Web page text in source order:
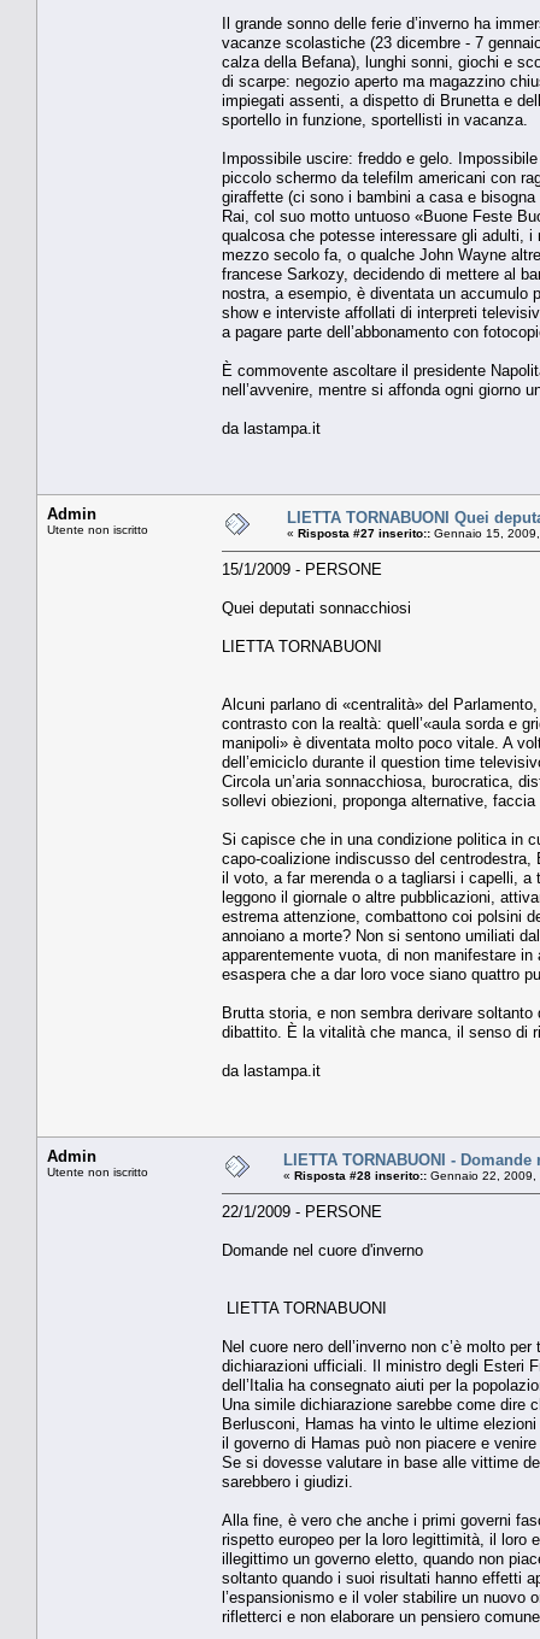
Il grande sonno delle ferie d’inverno ha
vacanze scolastiche (23 dicembre - 7
calza della Befana), lunghi sonni, giochi e
di scarpe: negozio aperto ma magazzino
impiegati assenti, a dispetto di Brunetta e
sportello in funzione, sportellisti in vacanza.
Impossibile uscire: freddo e gelo.
piccolo schermo da telefilm americani con
giraffette (ci sono i bambini a casa e
Rai, col suo motto untuoso «Buone Feste
qualcosa che potesse interessare gli adulti,
mezzo secolo fa, o qualche John Wayne
francese Sarkozy, decidendo di mettere al
nostra, a esempio, è diventata un accumulo
show e interviste affollati di interpreti
a pagare parte dell’abbonamento con
È commovente ascoltare il presidente
nell’avvenire, mentre si affonda ogni giorno
da lastampa.it
Admin
Utente non iscritto
LIETTA TORNABUONI Quei
« Risposta #27 inserito:: Gennaio 15,
15/1/2009 - PERSONE
Quei deputati sonnacchiosi
LIETTA TORNABUONI
Alcuni parlano di «centralità» del
contrasto con la realtà: quell’«aula sorda e
manipoli» è diventata molto poco vitale. A
dell’emiciclo durante il question time
Circola un’aria sonnacchiosa, burocratica,
sollevi obiezioni, proponga alternative, faccia
Si capisce che in una condizione politica in
capo-coalizione indiscusso del
il voto, a far merenda o a tagliarsi i capelli, a
leggono il giornale o altre pubblicazioni,
estrema attenzione, combattono coi polsini
annoiano a morte? Non si sentono umiliati
apparentemente vuota, di non manifestare
esaspera che a dar loro voce siano quattro
Brutta storia, e non sembra derivare
dibattito. È la vitalità che manca, il senso di
da lastampa.it
Admin
Utente non iscritto
LIETTA TORNABUONI -
« Risposta #28 inserito:: Gennaio 22, 2009,
22/1/2009 - PERSONE
Domande nel cuore d'inverno
LIETTA TORNABUONI
Nel cuore nero dell’inverno non c’è molto
dichiarazioni ufficiali. Il ministro degli Esteri
dell’Italia ha consegnato aiuti per la
Una simile dichiarazione sarebbe come dire
Berlusconi, Hamas ha vinto le ultime
il governo di Hamas può non piacere e
Se si dovesse valutare in base alle vittime
sarebbero i giudizi.
Alla fine, è vero che anche i primi governi
rispetto europeo per la loro legittimità, il loro
illegittimo un governo eletto, quando non
soltanto quando i suoi risultati hanno effetti
l’espansionismo e il voler stabilire un nuovo
rifletterci e non elaborare un pensiero